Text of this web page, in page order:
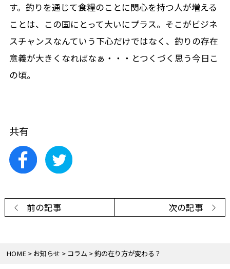
HOME お知らせ コラム 釣の在り方が変わる？
す。釣りを通じて食糧のことに関心を持つ人が増える
ことは、この国にとって大いにプラス。そこがビジネ
スチャンスなんていう下心だけではなく、釣りの存在
意義が大きくなればなぁ・・・とつくづく思う今日こ
の頃。
共有
前の記事 次の記事